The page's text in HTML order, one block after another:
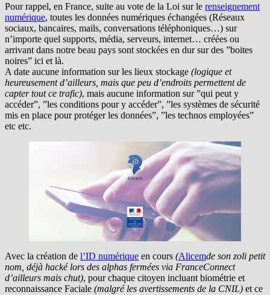
Pour rappel, en France, suite au vote de la Loi sur le renseignement
numérique, toutes les données numériques échangées (Réseaux
sociaux, bancaires, mails, conversations téléphoniques…) sur
n’importe quel supports, média, serveurs, internet… créées ou
arrivant dans notre beau pays sont stockées en dur sur des ”boites
noires” ici et là.
A date aucune information sur les lieux stockage (logique et
heureusement d’ailleurs, mais que peu d’endroits permettent de
capter tout ce trafic), mais aucune information sur ”qui peut y
accéder”, ”les conditions pour y accéder”, ”les systèmes de sécurité
mis en place pour protéger les données”, ”les technos employées”
etc etc.
Avec la création de l’ID numérique en cours (Alicemde son zoli petit
nom, déjà hacké lors des alphas fermées via FranceConnect
d’ailleurs mais chut), pour chaque citoyen incluant biométrie et
reconnaissance Faciale (malgré les avertissements de la CNIL) et ce